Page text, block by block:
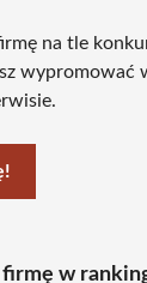
na tle
wypromować
firmę w